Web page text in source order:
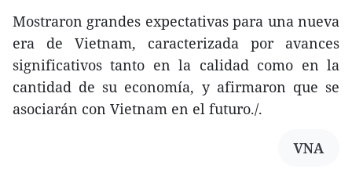
Mostraron grandes expectativas para una nueva
era de Vietnam, caracterizada por avances
significativos tanto en la calidad como en la
cantidad de su economía, y afirmaron que se
asociarán con Vietnam en el futuro./.
VNA